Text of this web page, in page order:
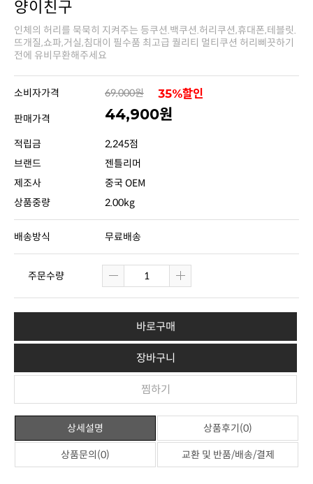
양이친구
전에 유비무환해주세요
소비자가격 69,000원 35%할인
판매가격 44,900원
적립금
2,245점
브랜드
젠틀리머
제조사
중국 OEM
상품중량
2.00kg
배송방식 무료배송
주문수량
바로구매
장바구니
찜하기
상세설명 상품후기(0)
상품문의(0) 교환 및 반품/배송/결제